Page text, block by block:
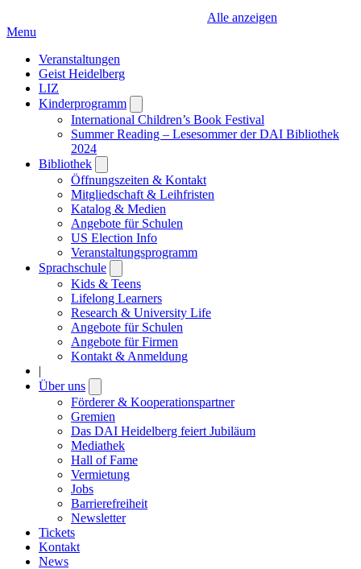
Alle anzeigen
Menu
Veranstaltungen
Geist Heidelberg
LIZ
Kinderprogramm
submenu
International Children’s Book Festival
Summer Reading – Lesesommer der DAI Bibliothek
2024
Bibliothek
submenu
Öffnungszeiten & Kontakt
Mitgliedschaft & Leihfristen
Katalog & Medien
Angebote für Schulen
US Election Info
Veranstaltungsprogramm
Sprachschule
submenu
Kids & Teens
Lifelong Learners
Research & University Life
Angebote für Schulen
Angebote für Firmen
Kontakt & Anmeldung
|
Über uns
submenu
Förderer & Kooperationspartner
Gremien
Das DAI Heidelberg feiert Jubiläum
Mediathek
Hall of Fame
Vermietung
Jobs
Barrierefreiheit
Newsletter
Tickets
Kontakt
News